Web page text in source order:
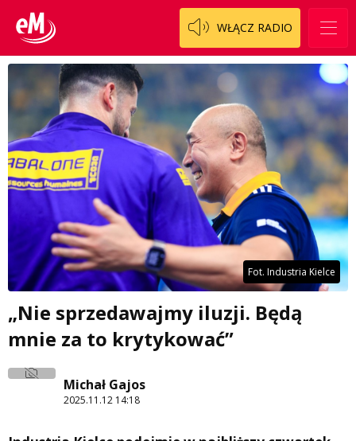
WŁĄCZ RADIO
Fot. Industria Kielce
„Nie sprzedawajmy iluzji. Będą
mnie za to krytykować”
Michał Gajos
2025.11.12 14:18